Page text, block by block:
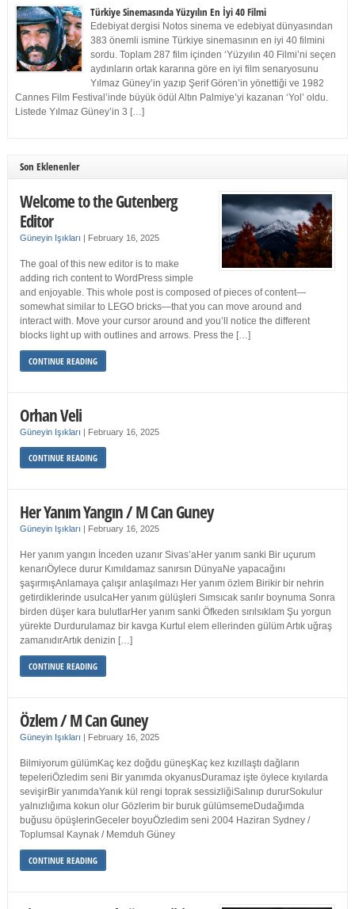
Türkiye Sinemasında Yüzyılın En İyi 40 Filmi
Edebiyat dergisi Notos sinema ve edebiyat dünyasından
383 önemli ismine Türkiye sinemasının en iyi 40 filmini
sordu. Toplam 287 film içinden ‘Yüzyılın 40 Filmi’ni seçen
aydınların ortak kararına göre en iyi film senaryosunu
Yılmaz Güney’in yazıp Şerif Gören’in yönettiği ve 1982
Cannes Film Festival’inde büyük ödül Altın Palmiye’yi kazanan ‘Yol’ oldu.
Listede Yılmaz Güney’in 3 […]
Son Eklenenler
Welcome to the Gutenberg
Editor
Güneyin Işıkları | February 16, 2025
The goal of this new editor is to make
adding rich content to WordPress simple
and enjoyable. This whole post is composed of pieces of content—
somewhat similar to LEGO bricks—that you can move around and
interact with. Move your cursor around and you’ll notice the different
blocks light up with outlines and arrows. Press the […]
CONTINUE READING
Orhan Veli
Güneyin Işıkları | February 16, 2025
CONTINUE READING
Her Yanım Yangın / M Can Guney
Güneyin Işıkları | February 16, 2025
Her yanım yangın İnceden uzanır Sivas’aHer yanım sanki Bir uçurum
kenarıÖylece durur Kımıldamaz sanırsın DünyaNe yapacağını
şaşırmışAnlamaya çalışır anlaşılmazı Her yanım özlem Birikir bir nehrin
getirdiklerinde usulcaHer yanım gülüşleri Sımsıcak sarılır boynuma Sonra
birden düşer kara bulutlarHer yanım sanki Öfkeden sırılsıklam Şu yorgun
yürekte Durdurulamaz bir kavga Kurtul elem ellerinden gülüm Artık uğraş
zamanıdırArtık denizin […]
CONTINUE READING
Özlem / M Can Guney
Güneyin Işıkları | February 16, 2025
Bilmiyorum gülümKaç kez doğdu güneşKaç kez kızıllaştı dağların
tepeleriÖzledim seni Bir yanımda okyanusDuramaz işte öylece kıyılarda
sevişirBir yanımdaYanık kül rengi toprak sessizliğiSalınıp dururSokulur
yalnızlığıma kokun olur Gözlerim bir buruk gülümsemeDudağımda
buğusu öpüşlerinGeceler boyuÖzledim seni 2004 Haziran Sydney /
Toplumsal Kaynak / Memduh Güney
CONTINUE READING